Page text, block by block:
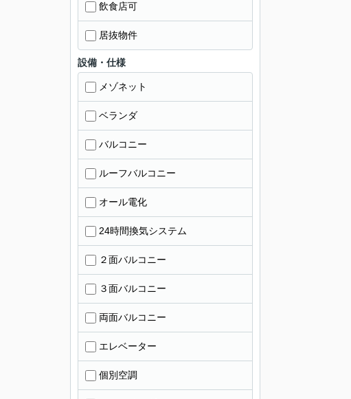
飲食店可
居抜物件
設備・仕様
メゾネット
ベランダ
バルコニー
ルーフバルコニー
オール電化
24時間換気システム
２面バルコニー
３面バルコニー
両面バルコニー
エレベーター
個別空調